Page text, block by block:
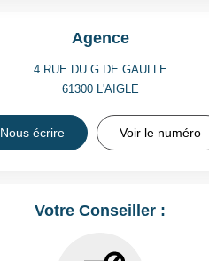
Agence
4 RUE DU G DE GAULLE
61300 L'AIGLE
Nous écrire Voir le numéro
Votre Conseiller :